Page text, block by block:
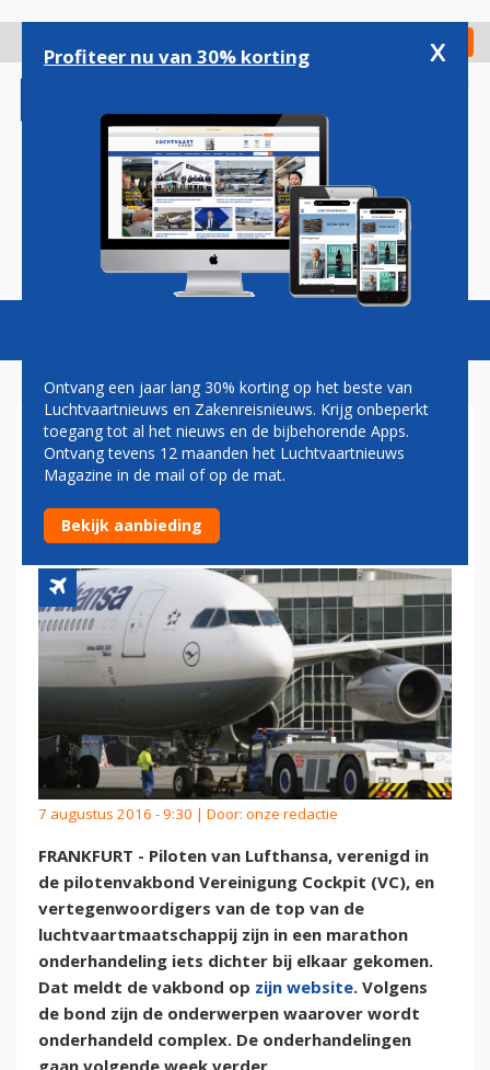
gaan
Check in
Magazine Podcasts Vacatures
PILOTEN LUFTHANSA EN
DIRECTIE KOMEN NADER TOT
ELKAAR
7 augustus 2016 - 9:30 | Door: onze redactie
FRANKFURT - Piloten van Lufthansa, verenigd in
de pilotenvakbond Vereinigung Cockpit (VC), en
vertegenwoordigers van de top van de
luchtvaartmaatschappij zijn in een marathon
onderhandeling iets dichter bij elkaar gekomen.
Dat meldt de vakbond op zijn website. Volgens
de bond zijn de onderwerpen waarover wordt
onderhandeld complex. De onderhandelingen
Profiteer nu van 30% korting x
Ontvang een jaar lang 30% korting op het beste van
Luchtvaartnieuws en Zakenreisnieuws. Krijg onbeperkt
toegang tot al het nieuws en de bijbehorende Apps.
Ontvang tevens 12 maanden het Luchtvaartnieuws
Magazine in de mail of op de mat.
Bekijk aanbieding